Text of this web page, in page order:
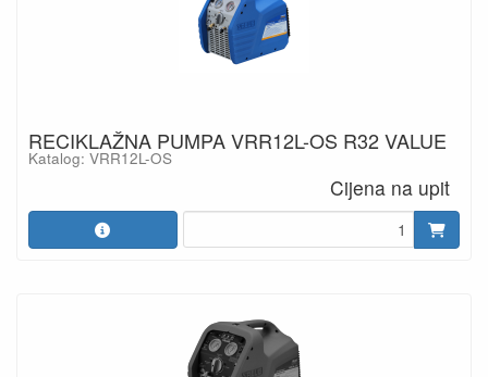
RECIKLAŽNA PUMPA VRR12L-OS R32 VALUE
Katalog: VRR12L-OS
Cijena na upit